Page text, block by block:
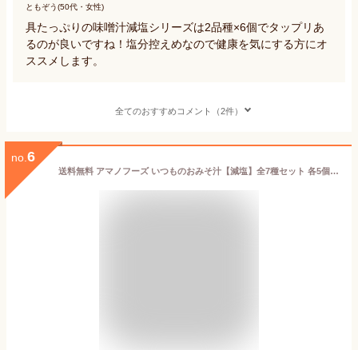
ともぞう(50代・女性)
具たっぷりの味噌汁減塩シリーズは2品種×6個でタップリあ
るのが良いですね！塩分控えめなので健康を気にする方にオ
ススメします。
全てのおすすめコメント（2件）
no. 6
送料無料 アマノフーズ いつものおみそ汁【減塩】全7種セット 各5個セット 計35食